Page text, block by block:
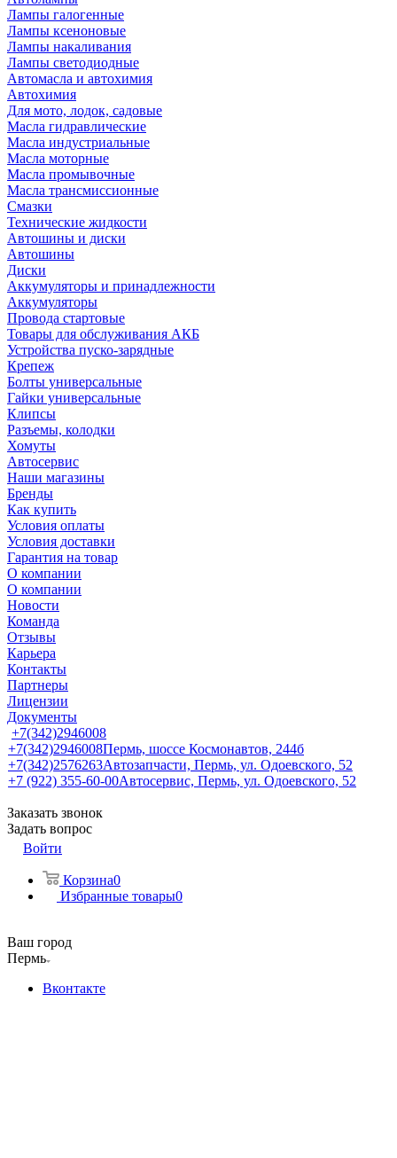
Лампы галогенные
Лампы ксеноновые
Лампы накаливания
Лампы светодиодные
Автомасла и автохимия
Автохимия
Для мото, лодок, садовые
Масла гидравлические
Масла индустриальные
Масла моторные
Масла промывочные
Масла трансмиссионные
Смазки
Технические жидкости
Автошины и диски
Автошины
Диски
Аккумуляторы и принадлежности
Аккумуляторы
Провода стартовые
Товары для обслуживания АКБ
Устройства пуско-зарядные
Крепеж
Болты универсальные
Гайки универсальные
Клипсы
Разъемы, колодки
Хомуты
Автосервис
Наши магазины
Бренды
Как купить
Условия оплаты
Условия доставки
Гарантия на товар
О компании
О компании
Новости
Команда
Отзывы
Карьера
Контакты
Партнеры
Лицензии
Документы
+7(342)2946008
+7(342)2946008Пермь, шоссе Космонавтов, 244б
+7(342)2576263Автозапчасти, Пермь, ул. Одоевского, 52
+7 (922) 355-60-00Автосервис, Пермь, ул. Одоевского, 52
Заказать звонок
Задать вопрос
Войти
Корзина0
Избранные товары0
Ваш город
Пермь
Вконтакте